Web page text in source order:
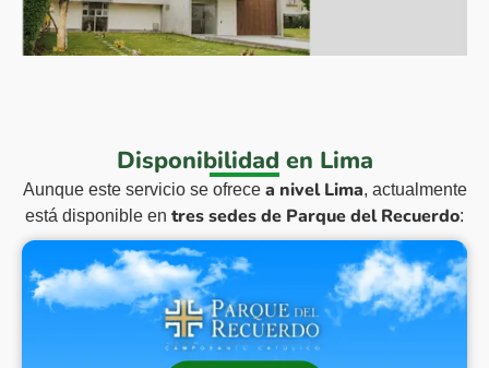
Disponibilidad en Lima
Aunque este servicio se ofrece a nivel Lima, actualmente
está disponible en tres sedes de Parque del Recuerdo: